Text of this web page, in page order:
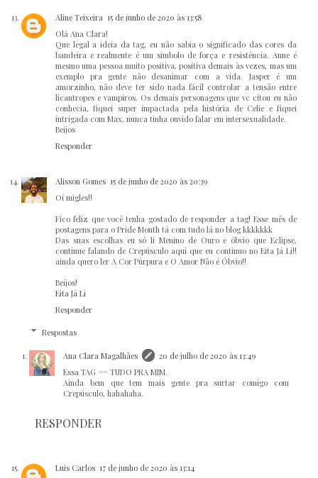
Aline Teixeira 15 de junho de 2020 às 13:58
Olá Ana Clara!
Que legal a ideia da tag, eu não sabia o significado das cores da
bandeira e realmente é um símbolo de força e resistência. Anne é
mesmo uma pessoa muito positiva, positiva demais às vezes, mas um
exemplo pra gente não desanimar com a vida. Jasper é um
amorzinho, não deve ter sido nada fácil controlar a tensão entre
licantropes e vampiros. Os demais personagens que vc citou eu não
conhecia, fiquei super impactada pela história de Celie e fiquei
intrigada com Max, nunca tinha ouvido falar em intersexualidade.
Beijos
Responder
Alisson Gomes 15 de junho de 2020 às 20:39
Oi migles!!
Fico feliz que você tenha gostado de responder a tag! Esse mês de
postagens para o Pride Month tá com tudo lá no blog kkkkkkk
Das suas escolhas eu só li Menino de Ouro e óbvio que Eclipse,
continue falando de Crepúsculo aqui que eu continuo no Eita Já Li!!
ainda quero ler A Cor Púrpura e O Amor Não é Óbvio!!
Beijos!
Eita Já Li
Responder
Respostas
Ana Clara Magalhães
20 de julho de 2020 às 13:49
Essa TAG == TUDO PRA MIM.
Ainda bem que tem mais gente pra surtar comigo com
Crepúsculo, hahahaha.
RESPONDER
Luis Carlos 17 de junho de 2020 às 13:14